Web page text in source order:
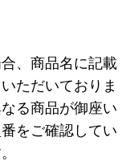
、商品名に記載
ただいておりま
る商品が御座い
をご確認してい